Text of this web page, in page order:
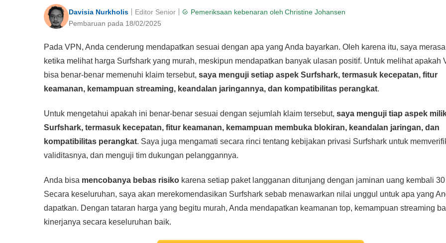
Davisia Nurkholis
Pembaruan pada 18/02/2025
Pemeriksaan kebenaran oleh Christine Johansen
Editor Senior
Pada VPN, Anda cenderung mendapatkan sesuai dengan apa yang Anda bayarkan. Oleh karena itu, saya
ketika melihat harga Surfshark yang murah, meskipun mendapatkan banyak ulasan positif. Untuk melihat apakah
bisa benar-benar memenuhi klaim tersebut, saya menguji setiap aspek Surfshark, termasuk kecepatan, fitur
keamanan, kemampuan streaming, keandalan jaringannya, dan kompatibilitas perangkat.
Untuk mengetahui apakah ini benar-benar sesuai dengan sejumlah klaim tersebut, saya menguji tiap aspek
Surfshark, termasuk kecepatan, fitur keamanan, kemampuan membuka blokiran, keandalan jaringan, dan
kompatibilitas perangkat. Saya juga mengamati secara rinci tentang kebijakan privasi Surfshark untuk
validitasnya, dan menguji tim dukungan pelanggannya.
Anda bisa mencobanya bebas risiko karena setiap paket langganan ditunjang dengan jaminan uang kembali 30
Secara keseluruhan, saya akan merekomendasikan Surfshark sebab menawarkan nilai unggul untuk apa yang
dapatkan. Dengan tataran harga yang begitu murah, Anda mendapatkan keamanan top, kemampuan streaming
kinerjanya secara keseluruhan baik.